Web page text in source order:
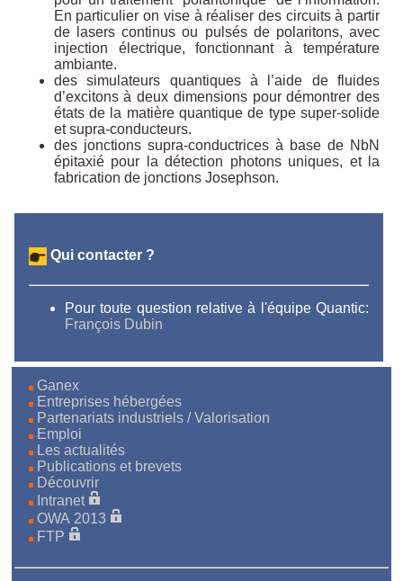
En particulier on vise à réaliser des circuits à partir
de lasers continus ou pulsés de polaritons, avec
injection électrique, fonctionnant à température
ambiante.
des simulateurs quantiques à l’aide de fluides
d’excitons à deux dimensions pour démontrer des
états de la matière quantique de type super-solide
et supra-conducteurs.
des jonctions supra-conductrices à base de NbN
épitaxié pour la détection photons uniques, et la
fabrication de jonctions Josephson.
Qui contacter ?
Pour toute question relative à l'équipe Quantic:
François Dubin
Ganex
Entreprises hébergées
Partenariats industriels / Valorisation
Emploi
Les actualités
Publications et brevets
Découvrir
Intranet
OWA 2013
FTP